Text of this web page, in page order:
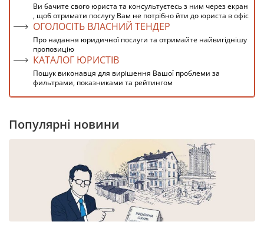
Ви бачите свого юриста та консультуєтесь з ним через екран
, щоб отримати послугу Вам не потрібно йти до юриста в офіс
ОГОЛОСІТЬ ВЛАСНИЙ ТЕНДЕР
Про надання юридичної послуги та отримайте найвигіднішу
пропозицію
КАТАЛОГ ЮРИСТІВ
Пошук виконавця для вирішення Вашої проблеми за
фильтрами, показниками та рейтингом
Популярні новини